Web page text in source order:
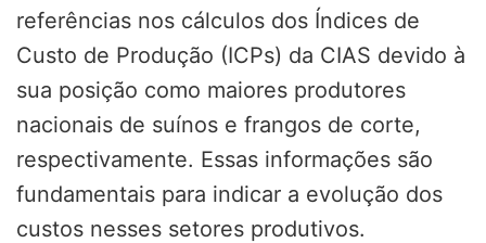
referências nos cálculos dos Índices de
Custo de Produção (ICPs) da CIAS devido à
sua posição como maiores produtores
nacionais de suínos e frangos de corte,
respectivamente. Essas informações são
fundamentais para indicar a evolução dos
custos nesses setores produtivos.